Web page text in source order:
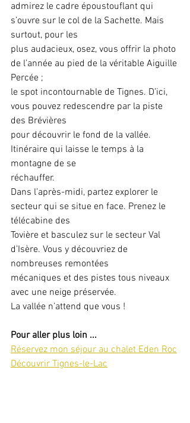
admirez le cadre époustouflant qui
s’ouvre sur le col de la Sachette. Mais
surtout, pour les
plus audacieux, osez, vous offrir la photo
de l’année au pied de la véritable Aiguille
Percée ;
le spot incontournable de Tignes. D’ici,
vous pouvez redescendre par la piste
des Brévières
pour découvrir le fond de la vallée.
Itinéraire qui laisse le temps à la
montagne de se
réchauffer.
Dans l’après-midi, partez explorer le
secteur qui se situe en face. Prenez le
télécabine des
Tovière et basculez sur le secteur Val
d’Isère. Vous y découvriez de
nombreuses remontées
mécaniques et des pistes tous niveaux
avec une neige préservée.
La vallée n’attend que vous !
Pour aller plus loin ...
Réservez mon séjour au chalet Eden Roc
Découvrir Tignes-le-Lac